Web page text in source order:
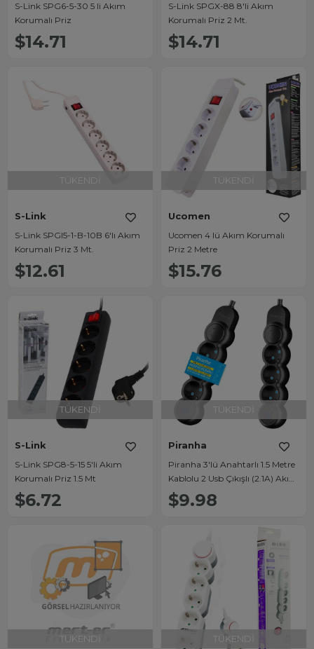
S-Link SPG6-5-30 5 li Akım
Korumalı Priz
$14.71
S-Link SPGX-88 8'li Akım
Korumalı Priz 2 Mt.
$14.71
TÜKENDI
S-Link
S-Link SPGI5-1-B-10B 6'lı Akım
Korumalı Priz 3 Mt.
$12.61
TÜKENDI
Ucomen
Ucomen 4 lü Akım Korumalı
Priz 2 Metre
$15.76
TÜKENDI
S-Link
S-Link SPG8-5-15 5'li Akım
Korumalı Priz 1.5 Mt
$6.72
TÜKENDI
Piranha
Piranha 3'lü Anahtarlı 1.5 Metre
Kablolu 2 Usb Çıkışlı (2.1A) Akım
Korumalı Priz 3393B
$9.98
TÜKENDI TÜKENDI